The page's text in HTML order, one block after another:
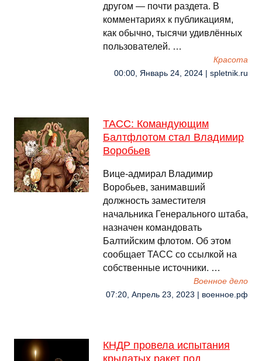
другом — почти раздета. В
комментариях к публикациям,
как обычно, тысячи удивлённых
пользователей. …
Красота
00:00, Январь 24, 2024 | spletnik.ru
ТАСС: Командующим
Балтфлотом стал Владимир
Воробьев
Вице-адмирал Владимир
Воробьев, занимавший
должность заместителя
начальника Генерального штаба,
назначен командовать
Балтийским флотом. Об этом
сообщает ТАСС со ссылкой на
собственные источники. …
Военное дело
07:20, Апрель 23, 2023 | военное.рф
КНДР провела испытания
крылатых ракет под